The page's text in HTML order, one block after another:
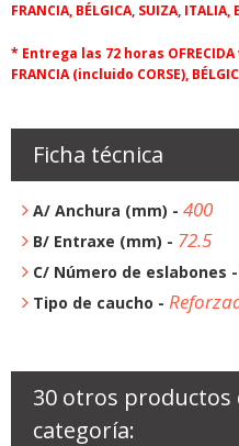
FRANCIA, BÉLGICA, SUIZA, ITALIA,
* Entrega las 72 horas
FRANCIA (incluido CORSE),
Ficha técnica
A/ Anchura (mm) - 400
B/ Entraxe (mm) - 72.5
C/ Número de eslabones -
Tipo de caucho -
30 otros productos
categoría: